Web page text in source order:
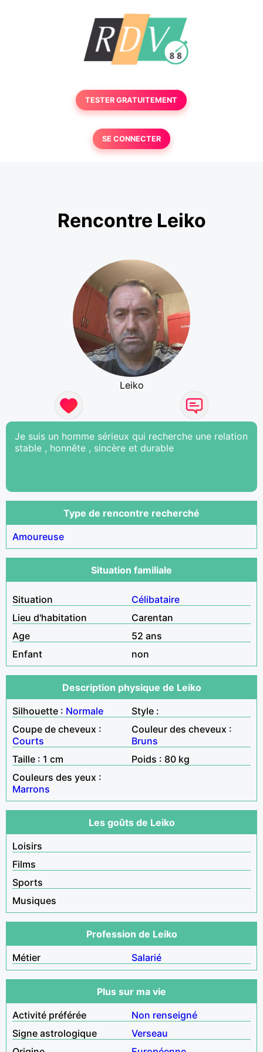
TESTER GRATUITEMENT
SE CONNECTER
Rencontre Leiko
Leiko
Je suis un homme sérieux qui recherche une relation
stable , honnête , sincère et durable
Type de rencontre recherché
Amoureuse
Situation familiale
Situation
Célibataire
Lieu d'habitation
Carentan
Age
52 ans
Enfant
non
Description physique de Leiko
Silhouette : Normale
Style :
Coupe de cheveux :
Courts
Couleur des cheveux :
Bruns
Taille : 1 cm
Poids : 80 kg
Couleurs des yeux :
Marrons
Les goûts de Leiko
Loisirs
Films
Sports
Musiques
Profession de Leiko
Métier
Salarié
Plus sur ma vie
Activité préférée
Non renseigné
Signe astrologique
Verseau